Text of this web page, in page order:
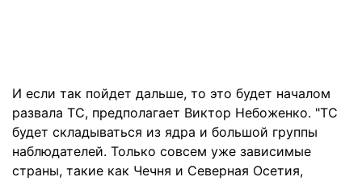
И если так пойдет дальше, то это будет началом
развала ТС, предполагает Виктор Небоженко. "ТС
будет складываться из ядра и большой группы
наблюдателей. Только совсем уже зависимые
страны, такие как Чечня и Северная Осетия,